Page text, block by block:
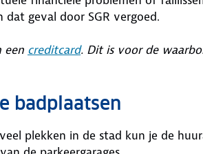
geval door SGR vergoed.
een creditcard. Dit is voor de
badplaatsen
plekken in de stad kun je de